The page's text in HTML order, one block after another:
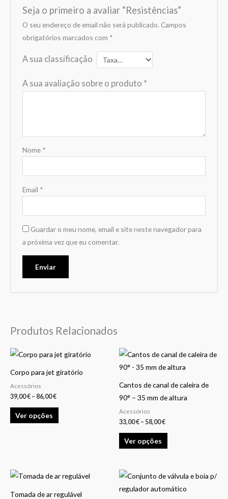
Seja o primeiro a avaliar “Resistências”
O seu endereço de email não será publicado. Campos
obrigatórios marcados com *
A sua classificação
A sua avaliação sobre o produto *
Nome *
Email *
Guardar o meu nome, email e site neste navegador para
a próxima vez que eu comentar.
Produtos Relacionados
Corpo para jet giratório
Acessórios
39,00€ – 86,00€
Price
range:
through
Ver opções
This
on
the
Cantos de canal de caleira de
90° – 35 mm de altura
Acessórios
33,00€ – 58,00€
Price
range:
33,00 €
58,00 €
Ver opções
This
product
on
the
Tomada de ar regulável